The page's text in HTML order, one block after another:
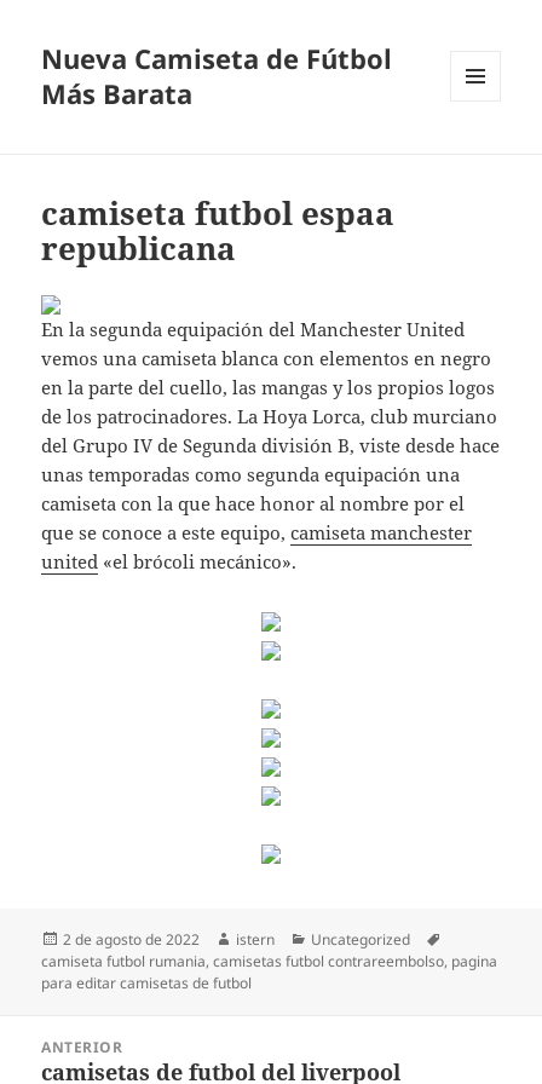
Nueva Camiseta de Fútbol
Más Barata
camiseta futbol espaa
republicana
En la segunda equipación del Manchester United
vemos una camiseta blanca con elementos en negro
en la parte del cuello, las mangas y los propios logos
de los patrocinadores. La Hoya Lorca, club murciano
del Grupo IV de Segunda división B, viste desde hace
unas temporadas como segunda equipación una
camiseta con la que hace honor al nombre por el
que se conoce a este equipo,camiseta manchester
united «el brócoli mecánico».
Publicado
el
2 de agosto de 2022 Autor
istern Categorías
Uncategorized
camiseta futbol rumania,camisetas futbol contrareembolso, pagina
para editar camisetas de futbol
ANTERIOR
Entrada
camisetas de futbol del liverpool